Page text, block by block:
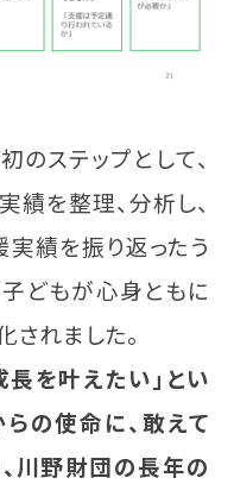
のステップとして、
を整理、分析し、
績を振り返ったう
子どもが心身ともに
されました。
を叶えたい」とい
の使命に、敢えて
川野財団の長年の